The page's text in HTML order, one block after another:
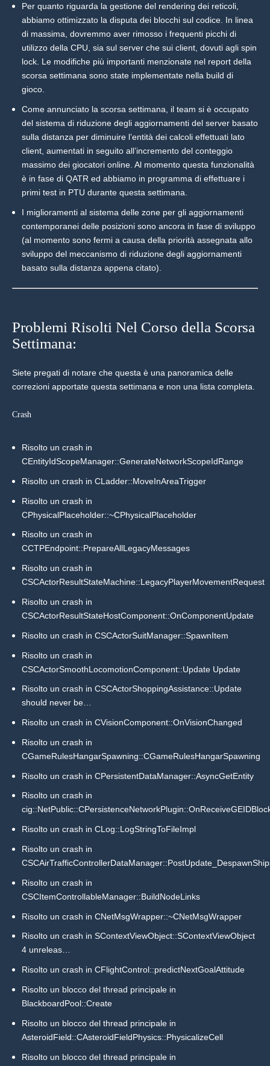
Per quanto riguarda la gestione del rendering dei reticoli,
abbiamo ottimizzato la disputa dei blocchi sul codice. In linea
di massima, dovremmo aver rimosso i frequenti picchi di
utilizzo della CPU, sia sul server che sui client, dovuti agli spin
lock. Le modifiche più importanti menzionate nel report della
scorsa settimana sono state implementate nella build di
gioco.
Come annunciato la scorsa settimana, il team si è occupato
del sistema di riduzione degli aggiornamenti del server basato
sulla distanza per diminuire l’entità dei calcoli effettuati lato
client, aumentati in seguito all’incremento del conteggio
massimo dei giocatori online. Al momento questa funzionalità
è in fase di QATR ed abbiamo in programma di effettuare i
primi test in PTU durante questa settimana.
I miglioramenti al sistema delle zone per gli aggiornamenti
contemporanei delle posizioni sono ancora in fase di sviluppo
(al momento sono fermi a causa della priorità assegnata allo
sviluppo del meccanismo di riduzione degli aggiornamenti
basato sulla distanza appena citato).
Problemi Risolti Nel Corso della Scorsa
Settimana:
Siete pregati di notare che questa è una panoramica delle
correzioni apportate questa settimana e non una lista completa.
Crash
Risolto un crash in
CEntityIdScopeManager::GenerateNetworkScopeIdRange
Risolto un crash in CLadder::MoveInAreaTrigger
Risolto un crash in
CPhysicalPlaceholder::~CPhysicalPlaceholder
Risolto un crash in
CCTPEndpoint::PrepareAllLegacyMessages
Risolto un crash in
CSCActorResultStateMachine::LegacyPlayerMovementRequest
Risolto un crash in
CSCActorResultStateHostComponent::OnComponentUpdate
Risolto un crash in CSCActorSuitManager::SpawnItem
Risolto un crash in
CSCActorSmoothLocomotionComponent::Update Update
Risolto un crash in CSCActorShoppingAssistance::Update
should never be…
Risolto un crash in CVisionComponent::OnVisionChanged
Risolto un crash in
CGameRulesHangarSpawning::CGameRulesHangarSpawning
Risolto un crash in CPersistentDataManager::AsyncGetEntity
Risolto un crash in
Risolto un crash in CLog::LogStringToFileImpl
Risolto un crash in
Risolto un crash in
CSCItemControllableManager::BuildNodeLinks
Risolto un crash in CNetMsgWrapper::~CNetMsgWrapper
Risolto un crash in SContextViewObject::SContextViewObject
4 unreleas…
Risolto un crash in CFlightControl::predictNextGoalAttitude
Risolto un blocco del thread principale in
BlackboardPool::Create
Risolto un blocco del thread principale in
AsteroidField::CAsteroidFieldPhysics::PhysicalizeCell
Risolto un blocco del thread principale in